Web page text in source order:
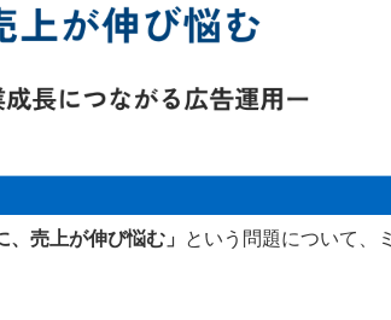
、売上が伸び悩む」
という問題について、